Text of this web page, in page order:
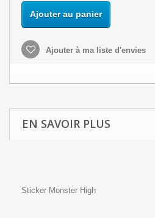
Ajouter au panier
Ajouter à ma liste d'envies
EN SAVOIR PLUS
Sticker Monster High